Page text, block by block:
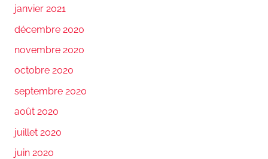
janvier 2021
décembre 2020
novembre 2020
octobre 2020
septembre 2020
août 2020
juillet 2020
juin 2020